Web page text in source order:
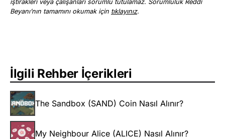
iştirakleri veya çalışanları sorumlu tutulamaz. Sorumluluk Reddi
Beyanı’nın tamamını okumak için tıklayınız.
İlgili Rehber İçerikleri
The Sandbox (SAND) Coin Nasıl Alınır?
My Neighbour Alice (ALICE) Nasıl Alınır?